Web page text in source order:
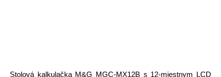
Stolová kalkulačka M&G MGC-MX12B s 12-miestnym LCD